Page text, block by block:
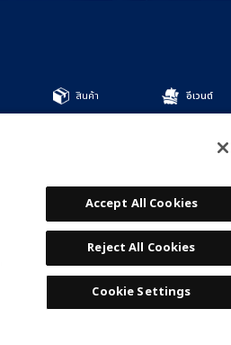
สินค้า อีเวนต์
การ์ด
รายชื่อการ์ด
เด็คที่แนะนำ
Accept All Cookies
Reject All Cookies
Cookie Settings